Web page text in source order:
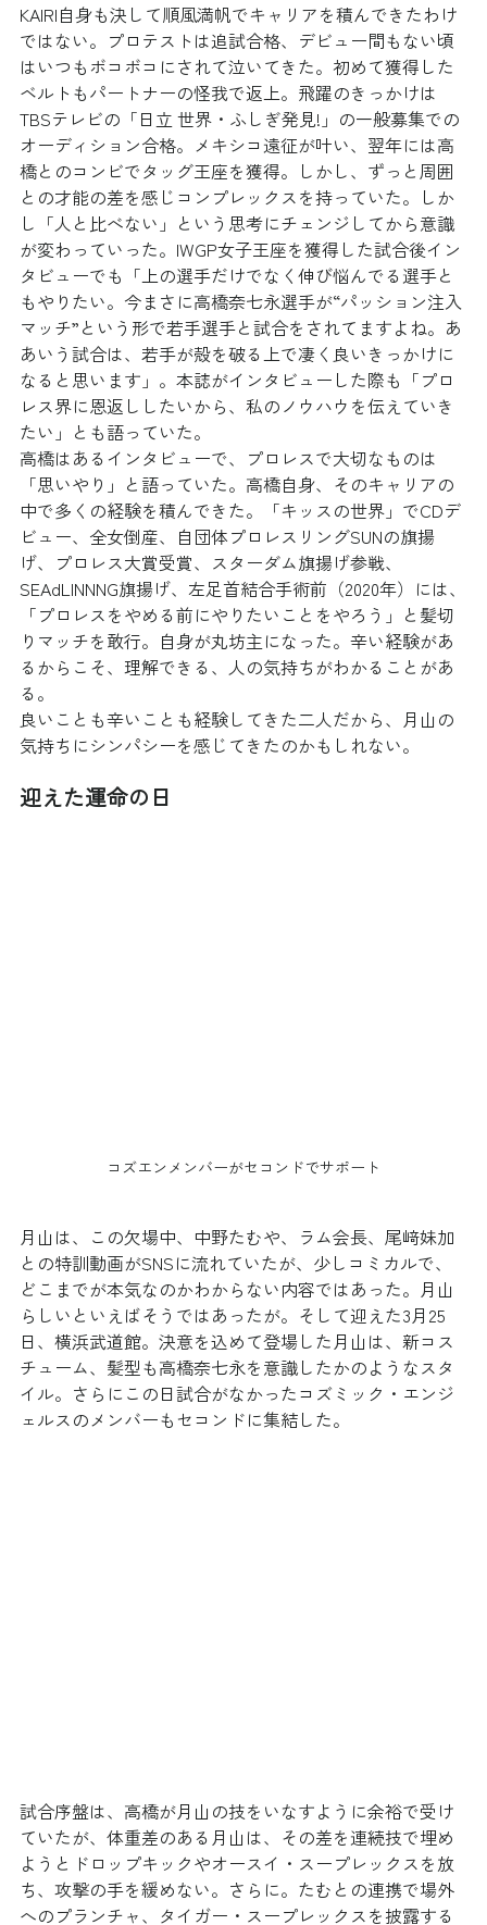
KAIRI自身も決して順風満帆でキャリアを積んできたわけ
ではない。プロテストは追試合格、デビュー間もない頃
はいつもボコボコにされて泣いてきた。初めて獲得した
ベルトもパートナーの怪我で返上。飛躍のきっかけは
TBSテレビの「日立 世界・ふしぎ発見!」の一般募集での
オーディション合格。メキシコ遠征が叶い、翌年には高
橋とのコンビでタッグ王座を獲得。しかし、ずっと周囲
との才能の差を感じコンプレックスを持っていた。しか
し「人と比べない」という思考にチェンジしてから意識
が変わっていった。IWGP女子王座を獲得した試合後イン
タビューでも「上の選手だけでなく伸び悩んでる選手と
もやりたい。今まさに高橋奈七永選手が“パッション注入
マッチ”という形で若手選手と試合をされてますよね。あ
あいう試合は、若手が殻を破る上で凄く良いきっかけに
なると思います」。本誌がインタビューした際も「プロ
レス界に恩返ししたいから、私のノウハウを伝えていき
たい」とも語っていた。
高橋はあるインタビューで、プロレスで大切なものは
「思いやり」と語っていた。高橋自身、そのキャリアの
中で多くの経験を積んできた。「キッスの世界」でCDデ
ビュー、全女倒産、自団体プロレスリングSUNの旗揚
げ、プロレス大賞受賞、スターダム旗揚げ参戦、
SEAdLINNNG旗揚げ、左足首結合手術前（2020年）には、
「プロレスをやめる前にやりたいことをやろう」と髪切
りマッチを敢行。自身が丸坊主になった。辛い経験があ
るからこそ、理解できる、人の気持ちがわかることがあ
る。
良いことも辛いことも経験してきた二人だから、月山の
気持ちにシンパシーを感じてきたのかもしれない。
迎えた運命の日
コズエンメンバーがセコンドでサポート
月山は、この欠場中、中野たむや、ラム会長、尾﨑妹加
との特訓動画がSNSに流れていたが、少しコミカルで、
どこまでが本気なのかわからない内容ではあった。月山
らしいといえばそうではあったが。そして迎えた3月25
日、横浜武道館。決意を込めて登場した月山は、新コス
チューム、髪型も高橋奈七永を意識したかのようなスタ
イル。さらにこの日試合がなかったコズミック・エンジ
ェルスのメンバーもセコンドに集結した。
試合序盤は、高橋が月山の技をいなすように余裕で受け
ていたが、体重差のある月山は、その差を連続技で埋め
ようとドロップキックやオースイ・スープレックスを放
ち、攻撃の手を緩めない。さらに。たむとの連携で場外
へのプランチャ、タイガー・スープレックスを披露する